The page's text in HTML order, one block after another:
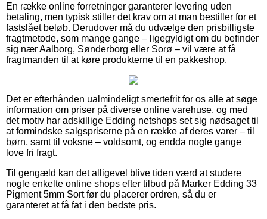
En række online forretninger garanterer levering uden
betaling, men typisk stiller det krav om at man bestiller for et
fastslået beløb. Derudover må du udvælge den prisbilligste
fragtmetode, som mange gange – ligegyldigt om du befinder
sig nær Aalborg, Sønderborg eller Sorø – vil være at få
fragtmanden til at køre produkterne til en pakkeshop.
Det er efterhånden ualmindeligt smertefrit for os alle at søge
information om priser på diverse online varehuse, og med
det motiv har adskillige Edding netshops set sig nødsaget til
at formindske salgspriserne på en række af deres varer – til
børn, samt til voksne – voldsomt, og endda nogle gange
love fri fragt.
Til gengæld kan det alligevel blive tiden værd at studere
nogle enkelte online shops efter tilbud på Marker Edding 33
Pigment 5mm Sort før du placerer ordren, så du er
garanteret at få fat i den bedste pris.